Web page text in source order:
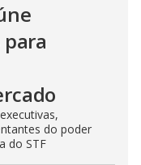
do poder
do STF